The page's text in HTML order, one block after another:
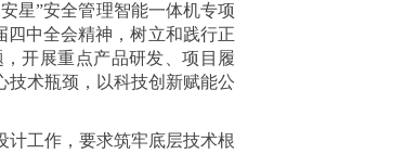
星”安全管理智能一体机专项
中全会精神，树立和践行正
开展重点产品研发、项目履
技术瓶颈，以科技创新赋能公
工作，要求筑牢底层技术根